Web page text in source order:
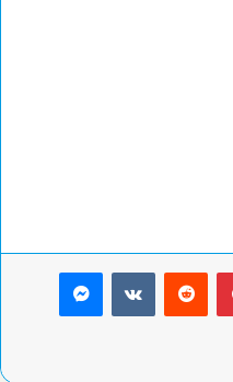
بينتيريست ماسنجر